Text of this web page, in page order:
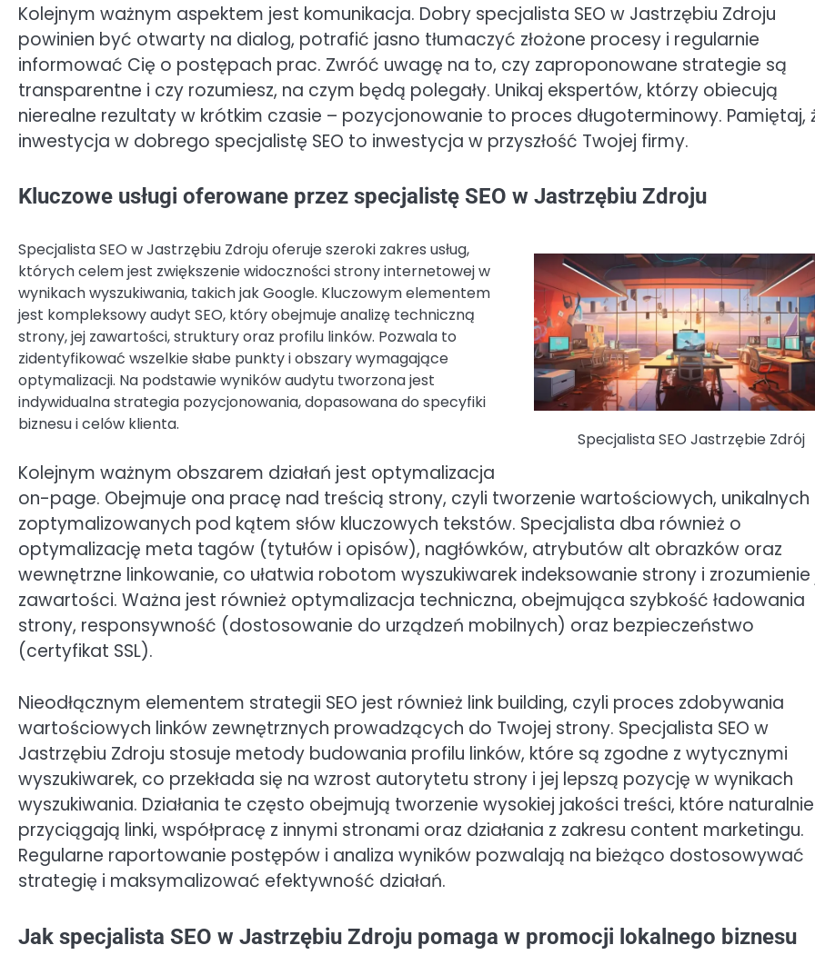
Kolejnym ważnym aspektem jest komunikacja. Dobry specjalista SEO w Jastrzębiu Zdroju
powinien być otwarty na dialog, potrafić jasno tłumaczyć złożone procesy i regularnie
informować Cię o postępach prac. Zwróć uwagę na to, czy zaproponowane strategie są
transparentne i czy rozumiesz, na czym będą polegały. Unikaj ekspertów, którzy obiecują
nierealne rezultaty w krótkim czasie – pozycjonowanie to proces długoterminowy. Pamiętaj,
inwestycja w dobrego specjalistę SEO to inwestycja w przyszłość Twojej firmy.
Kluczowe usługi oferowane przez specjalistę SEO w Jastrzębiu Zdroju
Specjalista SEO Jastrzębie Zdrój
Specjalista SEO w Jastrzębiu Zdroju oferuje szeroki zakres usług,
których celem jest zwiększenie widoczności strony internetowej w
wynikach wyszukiwania, takich jak Google. Kluczowym elementem
jest kompleksowy audyt SEO, który obejmuje analizę techniczną
strony, jej zawartości, struktury oraz profilu linków. Pozwala to
zidentyfikować wszelkie słabe punkty i obszary wymagające
optymalizacji. Na podstawie wyników audytu tworzona jest
indywidualna strategia pozycjonowania, dopasowana do specyfiki
biznesu i celów klienta.
Kolejnym ważnym obszarem działań jest optymalizacja
on-page. Obejmuje ona pracę nad treścią strony, czyli tworzenie wartościowych, unikalnych
zoptymalizowanych pod kątem słów kluczowych tekstów. Specjalista dba również o
optymalizację meta tagów (tytułów i opisów), nagłówków, atrybutów alt obrazków oraz
wewnętrzne linkowanie, co ułatwia robotom wyszukiwarek indeksowanie strony i zrozumienie
zawartości. Ważna jest również optymalizacja techniczna, obejmująca szybkość ładowania
strony, responsywność (dostosowanie do urządzeń mobilnych) oraz bezpieczeństwo
(certyfikat SSL).
Nieodłącznym elementem strategii SEO jest również link building, czyli proces zdobywania
wartościowych linków zewnętrznych prowadzących do Twojej strony. Specjalista SEO w
Jastrzębiu Zdroju stosuje metody budowania profilu linków, które są zgodne z wytycznymi
wyszukiwarek, co przekłada się na wzrost autorytetu strony i jej lepszą pozycję w wynikach
wyszukiwania. Działania te często obejmują tworzenie wysokiej jakości treści, które naturalnie
przyciągają linki, współpracę z innymi stronami oraz działania z zakresu content marketingu.
Regularne raportowanie postępów i analiza wyników pozwalają na bieżąco dostosowywać
strategię i maksymalizować efektywność działań.
Jak specjalista SEO w Jastrzębiu Zdroju pomaga w promocji lokalnego biznesu